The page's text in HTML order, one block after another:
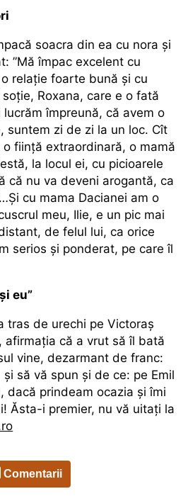
soacra din ea cu nora și
”Mă împac excelent cu
relație foarte bună și cu
Roxana, care e o fată
împreună, că avem o
suntem zi de zi la un loc. Cît
ființă extraordinară, o mamă
la locul ei, cu picioarele
că nu va deveni arogantă, ca
cu mama Dacianei am o
meu, Ilie, e un pic mai
de felul lui, ca orice
serios și ponderat, pe care îl
eu”
tras de urechi pe Victoraș
afirmația că a vrut să îl bată
vine, dezarmant de franc:
și să vă spun și de ce: pe Emil
dacă prindeam ocazia și îmi
Ăsta-i premier, nu vă uitați la
Comentarii